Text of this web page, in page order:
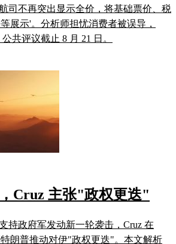
司不再突出显示全价，将基础票价、税
展示'。分析师担忧消费者被误导，
共评议截止 8 月 21 日。
Cruz 主张"政权更迭"
持政府军发动新一轮袭击，Cruz 在
朗普推动对伊"政权更迭"。本文解析